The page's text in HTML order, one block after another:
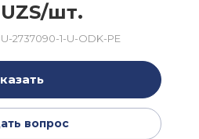
шт.
2737090-1-U-ODK-PE
вопрос